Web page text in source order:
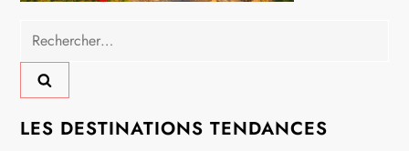
n
d
e
l
Rechercher :
LES DESTINATIONS TENDANCES